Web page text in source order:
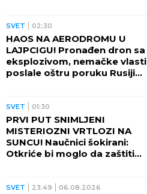
SVET 02:30
HAOS NA AERODROMU U
LAJPCIGU! Pronađen dron sa
eksplozivom, nemačke vlasti
poslale oštru poruku Rusiji
SVET 01:30
PRVI PUT SNIMLJENI
MISTERIOZNI VRTLOZI NA
SUNCU! Naučnici šokirani:
Otkriće bi moglo da zaštiti
SVET 23:49 06.08.2026